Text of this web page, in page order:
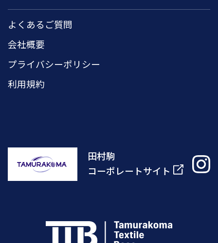
よくあるご質問
会社概要
プライバシーポリシー
利用規約
田村駒
コーポレートサイト